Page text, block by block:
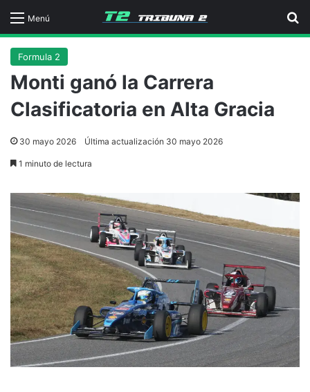
Menú
Formula 2
Monti ganó la Carrera
Clasificatoria en Alta Gracia
30 mayo 2026 Última actualización 30 mayo 2026
1 minuto de lectura